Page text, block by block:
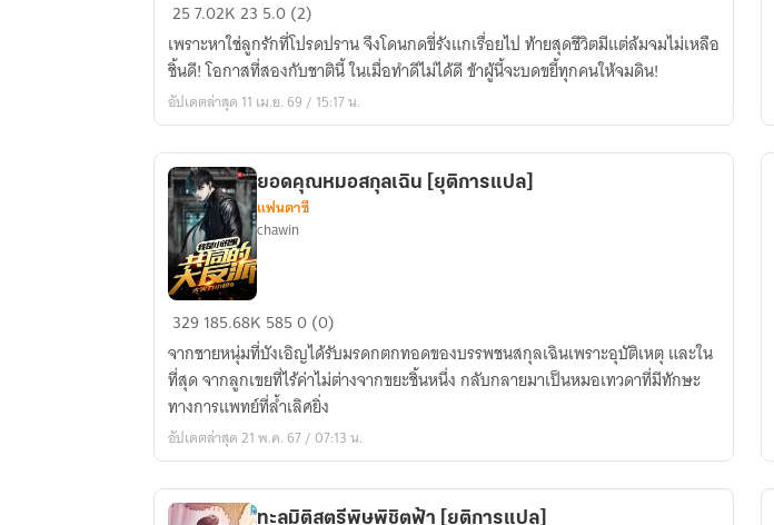
วัน]เกิด
ใหม่
ชาติ
พิชิต
แค้น
ข้า
คือ
สตรี
เลือด
เย็น!
257.02K23 5.0 (2)
เพราะหาใช่ลูกรักที่โปรดปราน จึงโดนกดขี่รังแกเรื่อยไป ท้ายสุดชีวิตมีแต่ล้มจมไม่เหลือ
ชิ้นดี! โอกาสที่สองกับชาตินี้ ในเมื่อทำดีไม่ได้ดี ข้าผู้นี้จะบดขยี้ทุกคนให้จมดิน!
อัปเดตล่าสุด 11 เม.ย. 69 / 15:17 น.
ยอด
หมอ
สกุล
เฉิน
[ยุติ
แปล]
ยอดคุณหมอสกุลเฉิน [ยุติการแปล]
แฟนตาซี
chawin
329 185.68K 5850 (0)
จากชายหนุ่มที่บังเอิญได้รับมรดกตกทอดของบรรพชนสกุลเฉินเพราะอุบัติเหตุ และใน
ที่สุด จากลูกเขยที่ไร้ค่าไม่ต่างจากขยะชิ้นหนึ่ง กลับกลายมาเป็นหมอเทวดาที่มีทักษะ
ทางการแพทย์ที่ล้ำเลิศยิ่ง
อัปเดตล่าสุด 21 พ.ค. 67 / 07:13 น.
ทะลุมิติสตรีพิษพิชิตฟ้า [ยุติการแปล]